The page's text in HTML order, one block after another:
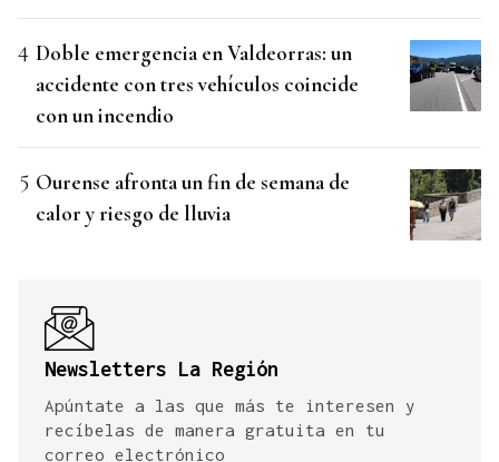
Doble emergencia en Valdeorras: un
accidente con tres vehículos coincide
con un incendio
Ourense afronta un fin de semana de
calor y riesgo de lluvia
Newsletters La Región
Apúntate a las que más te interesen y
recíbelas de manera gratuita en tu
correo electrónico